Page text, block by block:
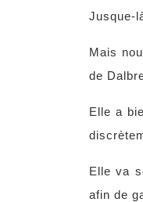
Jusque-
Mais
de
Elle a
Elle va
afin de